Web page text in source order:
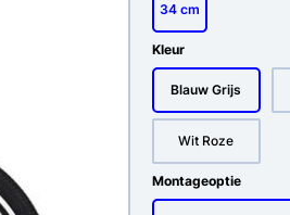
34 cm
Kleur
Blauw Grijs
Wit Roze
Montageoptie